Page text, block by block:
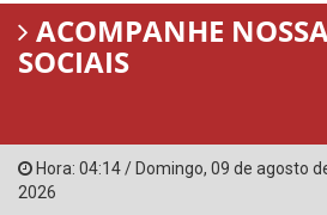
ACOMPANHE
SOCIAIS
Hora: 04:14/ Domingo, 09 de agosto
2026